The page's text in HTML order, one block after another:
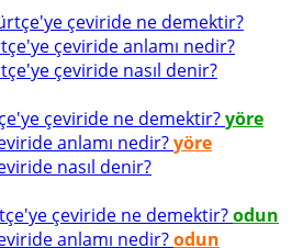
çeviride ne demektir?
çeviride anlamı nedir?
çeviride nasıl denir?
çeviride ne demektir?yöre
anlamı nedir?yöre
nasıl denir?
çeviride ne demektir?odun
anlamı nedir?odun